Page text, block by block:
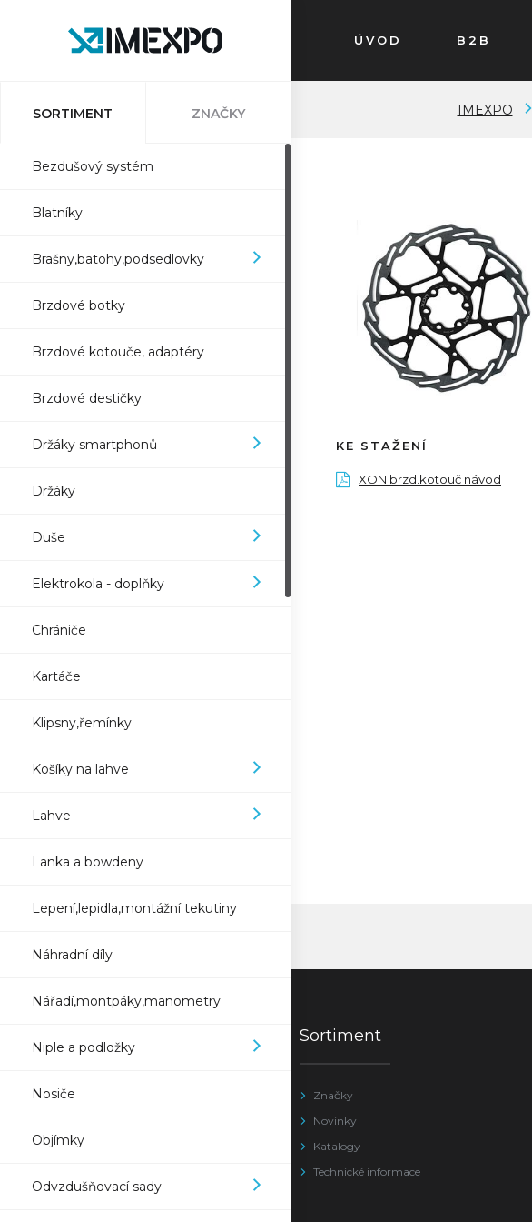
SORTIMENT ZNAČKY
Bezdušový systém
Blatníky
Brašny,batohy,podsedlovky
Brzdové botky
Brzdové kotouče, adaptéry
Brzdové destičky
Držáky smartphonů
Držáky
Duše
Elektrokola - doplňky
Chrániče
Kartáče
Klipsny,řemínky
Košíky na lahve
Lahve
Lanka a bowdeny
Lepení,lepidla,montážní tekutiny
Náhradní díly
Nářadí,montpáky,manometry
Niple a podložky
Nosiče
Objímky
Odvzdušňovací sady
ÚVOD B2B
IMEXPO
KE STAŽENÍ
XON brzd.kotouč návod
Sortiment
Značky
Novinky
Katalogy
Technické informace